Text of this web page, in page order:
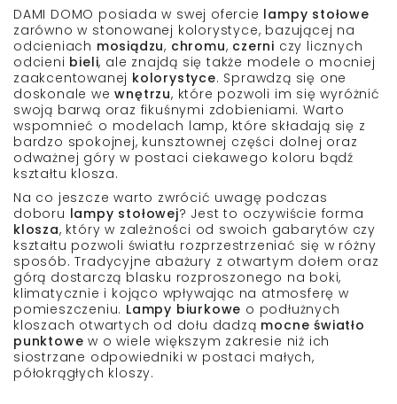
DAMI DOMO posiada w swej ofercie lampy stołowe
zarówno w stonowanej kolorystyce, bazującej na
odcieniach mosiądzu, chromu, czerni czy licznych
odcieni bieli, ale znajdą się także modele o mocniej
zaakcentowanej kolorystyce. Sprawdzą się one
doskonale wewnętrzu, które pozwoli im się wyróżnić
swoją barwą oraz fikuśnymi zdobieniami. Warto
wspomnieć o modelach lamp, które składają się z
bardzo spokojnej, kunsztownej części dolnej oraz
odważnej góry w postaci ciekawego koloru bądź
kształtu klosza.
Na co jeszcze warto zwrócić uwagę podczas
doboru lampy stołowej? Jest to oczywiście forma
klosza, który w zależności od swoich gabarytów czy
kształtu pozwoli światłu rozprzestrzeniać się w różny
sposób.Tradycyjne abażury z otwartym dołem oraz
górą dostarczą blasku rozproszonego na boki,
klimatycznie i kojąco wpływając na atmosferę w
pomieszczeniu. Lampy biurkowe o podłużnych
kloszach otwartych od dołu dadzą mocne światło
punktowew o wiele większym zakresie niż ich
siostrzane odpowiedniki w postaci małych,
półokrągłych kloszy.